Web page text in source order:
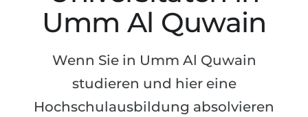
Vorbereitung aufs Studienkolleg
Spezialkurse
Mathematik
Portfolio
GEOGRAFIE
College
2.–3. Studienjahr
Umm Al Quwain
Wenn Sie in Umm Al Quwain
studieren und hier eine
Hochschulausbildung absolvieren